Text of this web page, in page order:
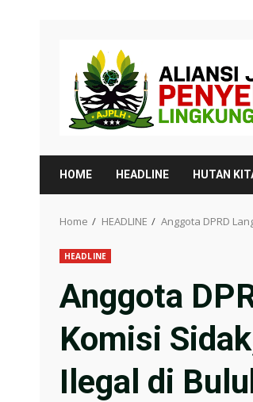
HOME HEADLINE HUTAN
Home HEADLINE Anggota DPRD
HEADLINE
Anggota
Komisi
Ilegal di